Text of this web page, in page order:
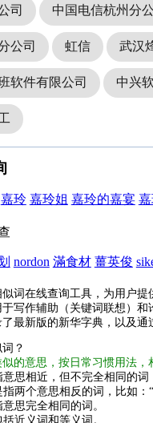
司 中国电信杭州分
公司 虹信 武汉
软件有限公司 中兴
嘉玲 嘉玲姐 嘉玲的嘉宴
nordon 滿食材 薑英俊
词在线查询工具，为用户提
写作辅助（关键词联想）和
最新版的新华字典，以及通
？
的意思，按日常习惯用法，
思相近，但不完全相同的词
两个意思相反的词，比如：“
思完全相同的词。
近义词和等义词。